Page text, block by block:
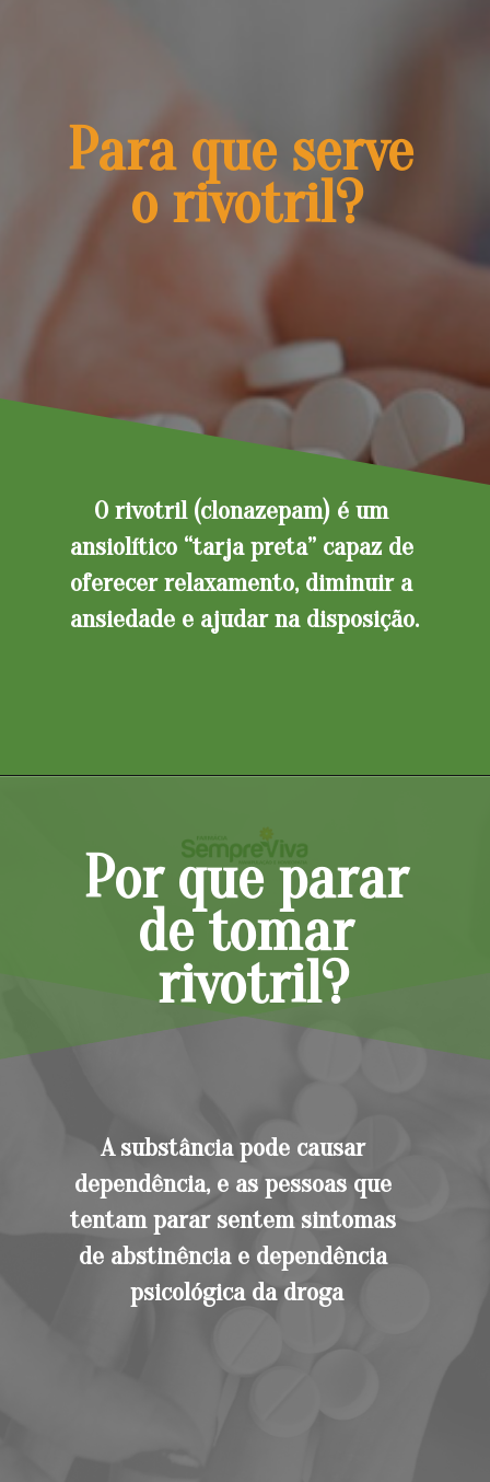
O rivotril (clonazepam) é um
ansiolítico “tarja preta” capaz de
oferecer relaxamento, diminuir a
ansiedade e ajudar na disposição.
Para que serve
o rivotril?
Por que parar
de tomar
rivotril?
A substância pode causar
dependência, e as pessoas que
tentam parar sentem sintomas
de abstinência e dependência
psicológica da droga